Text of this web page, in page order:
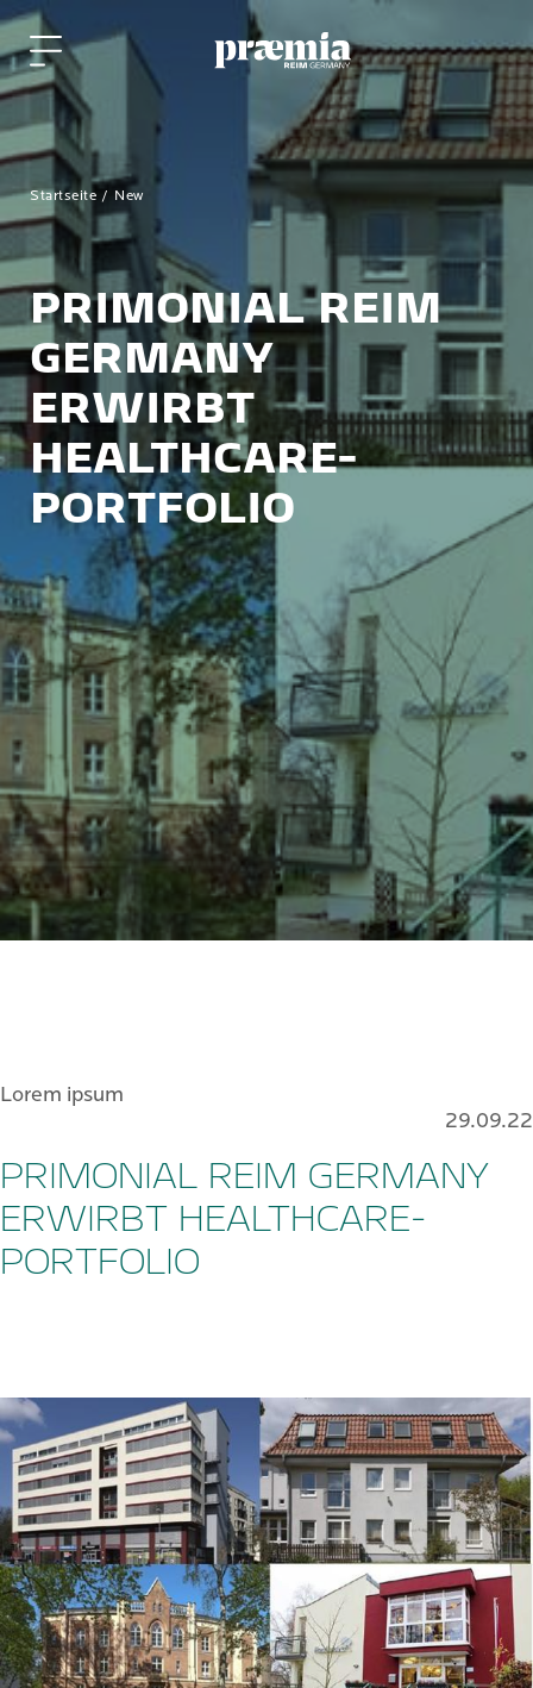
Zum Hauptinhalt springen
Startseite New
PRIMONIAL REIM
GERMANY
ERWIRBT
HEALTHCARE-
PORTFOLIO
Lorem ipsum
29.09.22
PRIMONIAL REIM GERMANY
ERWIRBT HEALTHCARE-
PORTFOLIO